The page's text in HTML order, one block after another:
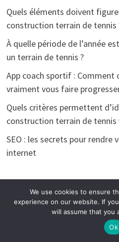
Quels éléments doivent
construction terrain de tennis
À quelle période de l’année
un terrain de tennis ?
App coach sportif : Comment
vraiment vous faire
Quels critères permettent
construction terrain de tennis
SEO : les secrets pour rendre
internet
COMMENTAIRES RÉCENTS
We use cookies to ensure
experience on our website. If
will assume that you
Ok